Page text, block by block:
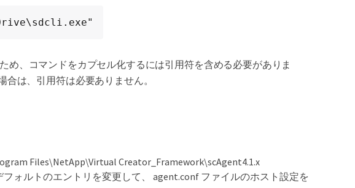
め、コマンドをカプセル化するには引用符を含める必要がありま
は、引用符は必要ありません。
Files\NetApp\Virtual Creator_Framework\scAgent4.1.x
ォルトのエントリを変更して、 agent.conf ファイルのホスト設定を